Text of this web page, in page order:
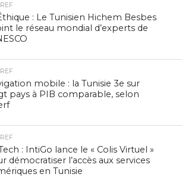
: Le Tunisien Hichem Besbes
le réseau mondial d’experts de
mobile : la Tunisie 3e sur
pays à PIB comparable, selon
: IntiGo lance le « Colis Virtuel »
démocratiser l’accès aux services
en Tunisie